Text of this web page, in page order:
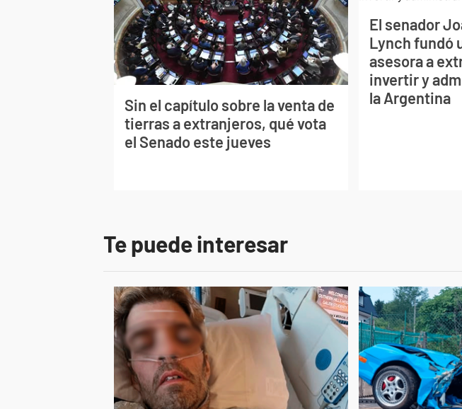
Sin el capítulo sobre la venta de
tierras a extranjeros, qué vota
el Senado este jueves
El senador
Lynch fundó
asesora a
invertir y
la Argentina
Te puede interesar